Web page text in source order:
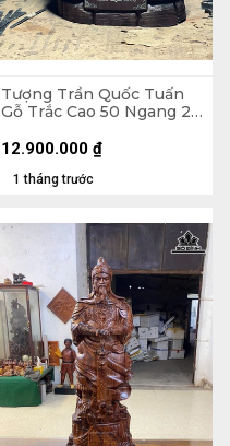
Tượng Trần Quốc Tuấn
Gỗ Trắc Cao 50 Ngang 27
1 tháng trước
12.900.000 ₫